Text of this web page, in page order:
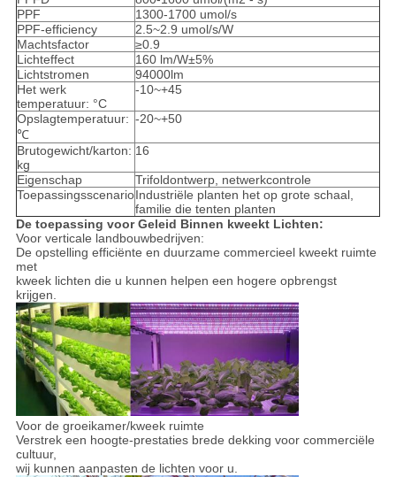
PPF
1300-1700 umol/s
PPF-efficiency
2.5~2.9 umol/s/W
Machtsfactor
≥0.9
Lichteffect
160 lm/W±5%
Lichtstromen
94000lm
Het werk
temperatuur: °C
-10~+45
Opslagtemperatuur:
℃
-20~+50
Brutogewicht/karton:
kg
16
Eigenschap
Trifoldontwerp, netwerkcontrole
ToepassingsscenarioIndustriële planten het op grote schaal,
familie die tenten planten
De toepassing voor Geleid Binnen kweekt Lichten:
Voor verticale landbouwbedrijven:
De opstelling efficiënte en duurzame commercieel kweekt ruimte
met
kweek lichten die u kunnen helpen een hogere opbrengst
krijgen.
Voor de groeikamer/kweek ruimte
Verstrek een hoogte-prestaties brede dekking voor commerciële
cultuur,
wij kunnen aanpasten de lichten voor u.